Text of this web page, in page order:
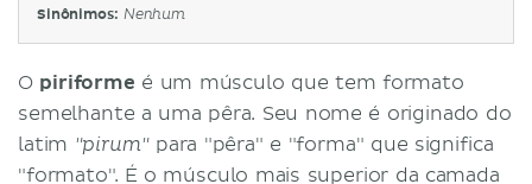
Sinônimos: Nenhum
O piriforme é um músculo que tem formato
semelhante a uma pêra. Seu nome é originado do
latim "pirum"para "pêra" e "forma" que significa
"formato". É o músculo mais superior da camada